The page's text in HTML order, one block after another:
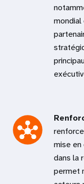
mondial
mise
dans la
permet